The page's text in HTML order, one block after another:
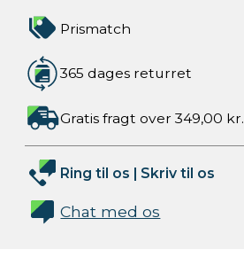
Prismatch
365 dages returret
Gratis fragt over 349,00 kr.
Ring til os | Skriv til os
Chat med os